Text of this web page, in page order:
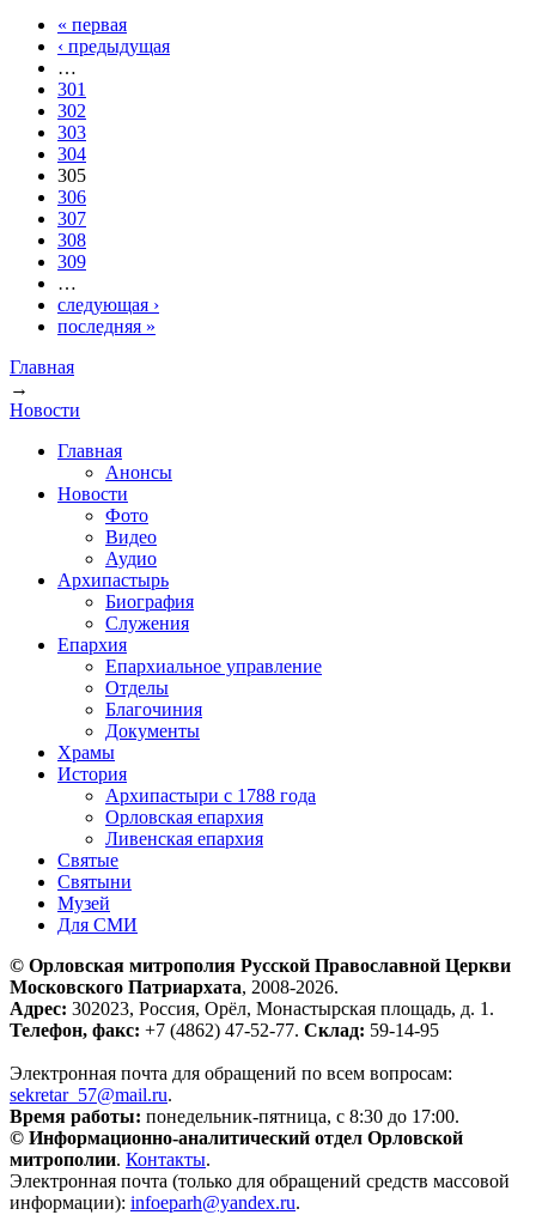
Страницы
« первая
‹ предыдущая
…
301
302
303
304
305
306
307
308
309
…
следующая ›
последняя »
Вы здесь
Главная
→
Новости
Главная
Анонсы
Новости
Фото
Видео
Аудио
Архипастырь
Биография
Служения
Епархия
Епархиальное управление
Отделы
Благочиния
Документы
Храмы
История
Архипастыри с 1788 года
Орловская епархия
Ливенская епархия
Святые
Святыни
Музей
Для СМИ
© Орловская митрополия Русской Православной Церкви
Московского Патриархата, 2008-2026.
Адрес: 302023, Россия, Орёл, Монастырская площадь, д. 1.
Телефон, факс: +7 (4862) 47-52-77. Склад: 59-14-95
Электронная почта для обращений по всем вопросам:
sekretar_57@mail.ru.
Время работы: понедельник-пятница, с 8:30 до 17:00.
© Информационно-аналитический отдел Орловской
митрополии. Контакты.
Электронная почта (только для обращений средств массовой
информации): infoeparh@yandex.ru.